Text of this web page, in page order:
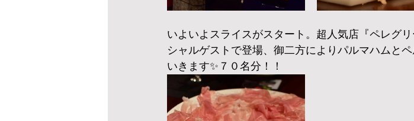
いよいよスライスがスタート。超人気店『ペレグ
シャルゲストで登場、御二方によりパルマハムと
いきます✨７０名分！！